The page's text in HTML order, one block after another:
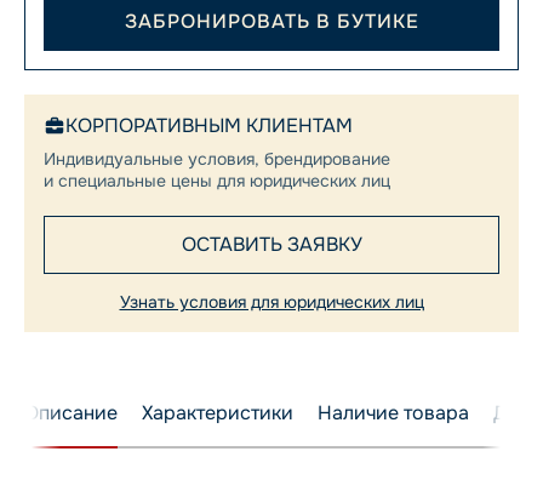
ЗАБРОНИРОВАТЬ В БУТИКЕ
КОРПОРАТИВНЫМ КЛИЕНТАМ
Индивидуальные условия, брендирование
и специальные цены для юридических лиц
ОСТАВИТЬ ЗАЯВКУ
Узнать условия для юридических лиц
Описание Характеристики Наличие товара